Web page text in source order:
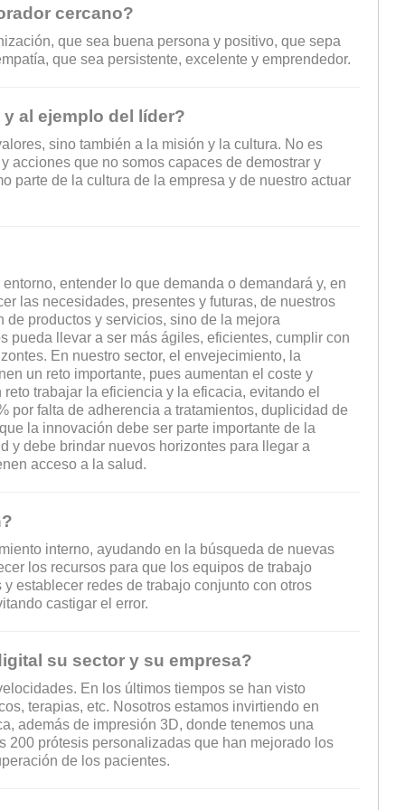
cercano?
que sea buena persona y positivo, que sepa
que sea persistente, excelente y emprendedor.
al ejemplo del líder?
sino también a la misión y la cultura. No es
acciones que no somos capaces de demostrar y
parte de la cultura de la empresa y de nuestro actuar
entender lo que demanda o demandará y, en
las necesidades, presentes y futuras, de nuestros
productos y servicios, sino de la mejora
pueda llevar a ser más ágiles, eficientes, cumplir con
En nuestro sector, el envejecimiento, la
un reto importante, pues aumentan el coste y
trabajar la eficiencia y la eficacia, evitando el
por falta de adherencia a tratamientos, duplicidad de
la innovación debe ser parte importante de la
y debe brindar nuevos horizontes para llegar a
acceso a la salud.
interno, ayudando en la búsqueda de nuevas
los recursos para que los equipos de trabajo
establecer redes de trabajo conjunto con otros
castigar el error.
su sector y su empresa?
En los últimos tiempos se han visto
terapias, etc. Nosotros estamos invirtiendo en
además de impresión 3D, donde tenemos una
200 prótesis personalizadas que han mejorado los
de los pacientes.